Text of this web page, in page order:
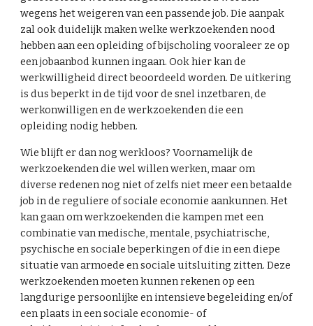
wegens het weigeren van een passende job. Die aanpak
zal ook duidelijk maken welke werkzoekenden nood
hebben aan een opleiding of bijscholing vooraleer ze op
een jobaanbod kunnen ingaan. Ook hier kan de
werkwilligheid direct beoordeeld worden. De uitkering
is dus beperkt in de tijd voor de snel inzetbaren, de
werkonwilligen en de werkzoekenden die een
opleiding nodig hebben.
Wie blijft er dan nog werkloos? Voornamelijk de
werkzoekenden die wel willen werken, maar om
diverse redenen nog niet of zelfs niet meer een betaalde
job in de reguliere of sociale economie aankunnen. Het
kan gaan om werkzoekenden die kampen met een
combinatie van medische, mentale, psychiatrische,
psychische en sociale beperkingen of die in een diepe
situatie van armoede en sociale uitsluiting zitten. Deze
werkzoekenden moeten kunnen rekenen op een
langdurige persoonlijke en intensieve begeleiding en/of
een plaats in een sociale economie- of